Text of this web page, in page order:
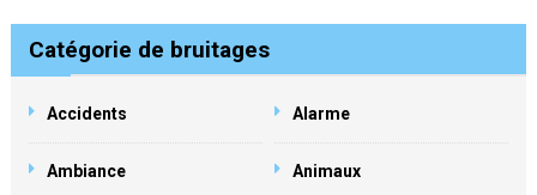
Catégorie de bruitages
Accidents Alarme
Ambiance Animaux